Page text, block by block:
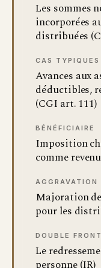
Les sommes
incorporées
distribuées
CAS TYPIQUES
Avances aux
déductibles,
(CGI art. 111)
BÉNÉFICIAIRE
Imposition
comme
AGGRAVATION
Majoration
pour les
DOUBLE FRONT
Le